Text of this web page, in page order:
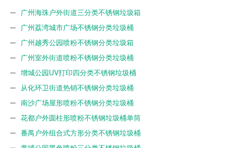
广州海珠户外街道三分类不锈钢垃圾箱
广州荔湾城市广场不锈钢分类垃圾桶
广州越秀公园喷粉不锈钢分类垃圾箱
广州室外街道喷粉不锈钢分类垃圾桶
增城公园UV打印四分类不锈钢垃圾桶
从化环卫街道热销不锈钢分类垃圾桶
南沙广场屋形喷粉不锈钢分类垃圾桶
花都户外圆柱形喷粉不锈钢垃圾桶单筒
番禺户外组合式方形分类不锈钢垃圾桶